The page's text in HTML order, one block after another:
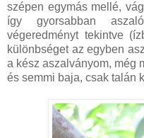
szépen egymás mellé,
így gyorsabban
végeredményt tekintve
különbséget az egyben
a kész aszalványom, még
és semmi baja, csak talán